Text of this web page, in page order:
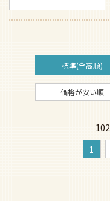
標準(全高順)
価格が安い順
102
1